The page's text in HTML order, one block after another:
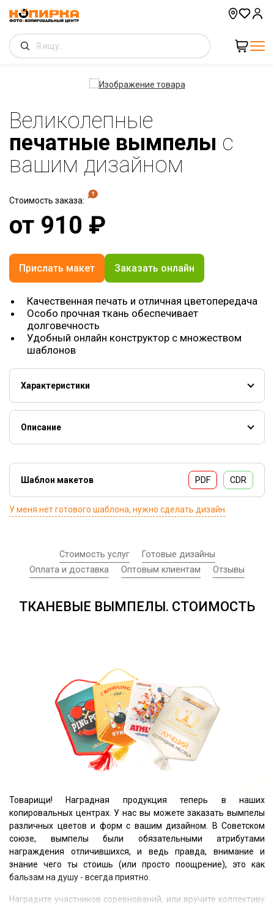
Великолепные
печатные вымпелы с
вашим дизайном
Стоимость заказа:
от 910 ₽
Прислать макет Заказать онлайн
Качественная печать и отличная цветопередача
Особо прочная ткань обеспечивает
долговечность
Удобный онлайн конструктор с множеством
шаблонов
Характеристики
Материал:полиэстер
Способ печати:сублимация
Доступные цвета:
Описание
корпоративной или отраслевой символики. Прекрасно
подходят для декорирования офисов, кабинетов. Так же
используются как сувенирное изделие и может служить
оригинальным подарком другу или коллеге.
Шаблон макетов PDF CDR
У меня нет готового шаблона, нужно сделать дизайн
Стоимость услуг
Готовые дизайны
Оплата и доставка
Оптовым клиентам Отзывы
ТКАНЕВЫЕ ВЫМПЕЛЫ. СТОИМОСТЬ
Товарищи! Наградная продукция теперь в наших
копировальных центрах. У нас вы можете заказать вымпелы
различных цветов и форм с вашим дизайном. В Советском
союзе, вымпелы были обязательными атрибутами
награждения отличившихся, и ведь правда, внимание и
знание чего ты стоишь (или просто поощрение), это как
бальзам на душу - всегда приятно.
Наградите участников соревнований, или вручите коллективу